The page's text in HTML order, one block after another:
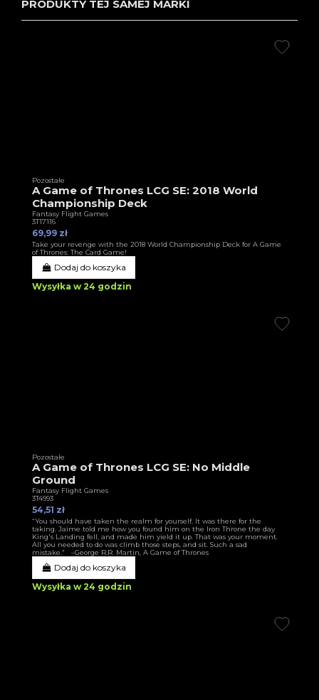
PRODUKTY TEJ SAMEJ MARKI
Pozostałe
A Game of Thrones LCG SE: 2018 World
Championship Deck
Fantasy Flight Games
3T17116
69,99 zł
Take your revenge with the 2018 World Championship Deck for A Game
of Thrones: The Card Game!
Dodaj do koszyka
Wysyłka w 24 godzin
Pozostałe
A Game of Thrones LCG SE: No Middle
Ground
Fantasy Flight Games
3T4993
54,51 zł
“You should have taken the realm for yourself. It was there for the
taking. Jaime told me how you found him on the Iron Throne the day
King's Landing fell, and made him yield it up. That was your moment.
All you needed to do was climb those steps, and sit. Such a sad
mistake.” –George R.R. Martin, A Game of Thrones
Dodaj do koszyka
Wysyłka w 24 godzin